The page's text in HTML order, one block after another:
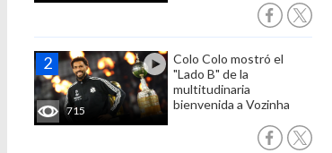
715
Colo Colo mostró el
"Lado B" de la
multitudinaria
bienvenida a Vozinha